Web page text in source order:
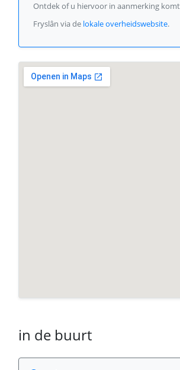
Ontdek of u hiervoor in aanmerking
Fryslân via de lokale overheidswebsite.
in de buurt